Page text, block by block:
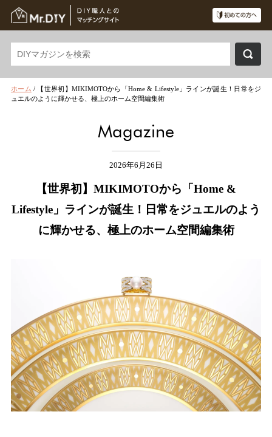
ホーム /
【世界初】MIKIMOTOから「Home & Lifestyle」ラインが誕生！日常をジ
ュエルのように輝かせる、極上のホーム空間編集術
Magazine
2026年6月26日
【世界初】MIKIMOTOから「Home &
Lifestyle」ラインが誕生！日常をジュエルのよう
に輝かせる、極上のホーム空間編集術